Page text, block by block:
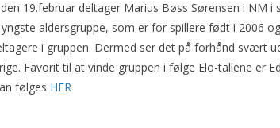
19.februar deltager Marius Bøss Sørensen i NM
aldersgruppe, som er for spillere født i 2006
i gruppen. Dermed ser det på forhånd svært
Favorit til at vinde gruppen i følge Elo-tallene er
følges HER